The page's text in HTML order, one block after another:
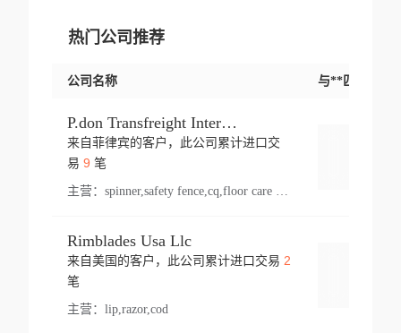
热门公司推荐
公司名称 与**匹配交易
P.don Transfreight International
来自菲律宾的客户，此公司累计进口交
易 9 笔
主营：
Rimblades Usa Llc
来自美国的客户，此公司累计进口交易 2
笔
主营： lip,razor,cod